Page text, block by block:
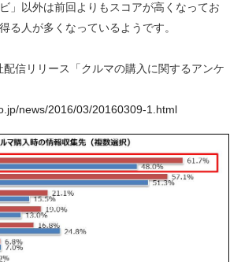
」以外は前回よりもスコアが高くなってお
る人が多くなっているようです。
信リリース「クルマの購入に関するアンケ
news/2016/03/20160309-1.html